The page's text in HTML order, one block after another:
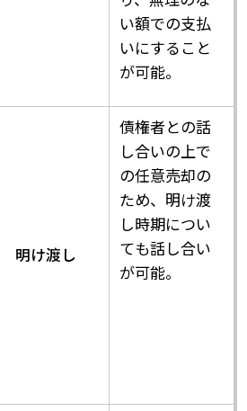
い額での支払
いにすること
が可能。
明け渡し
債権者との話
し合いの上で
の任意売却の
ため、明け渡
し時期につい
ても話し合い
が可能。